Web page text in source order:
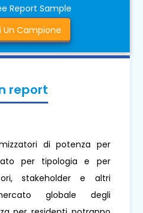
Report Sample
Campione
report
di potenza per
per tipologia e per
stakeholder e altri
globale degli